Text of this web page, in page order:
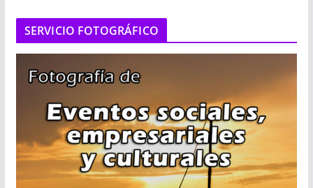
SERVICIO FOTOGRÁFICO